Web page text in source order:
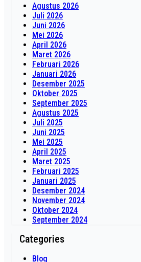
Agustus 2026
Juli 2026
Juni 2026
Mei 2026
April 2026
Maret 2026
Februari 2026
Januari 2026
Desember 2025
Oktober 2025
September 2025
Agustus 2025
Juli 2025
Juni 2025
Mei 2025
April 2025
Maret 2025
Februari 2025
Januari 2025
Desember 2024
November 2024
Oktober 2024
September 2024
Categories
Blog